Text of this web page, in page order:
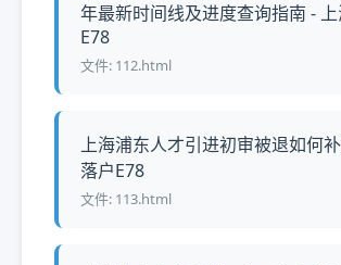
年最新时间线及进度查询指南 -
E78
文件: 112.html
上海浦东人才引进初审被退如何
落户E78
文件: 113.html